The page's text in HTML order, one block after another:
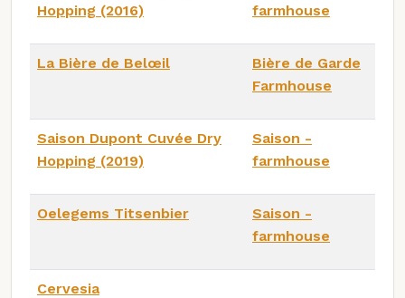
Hopping (2016)
farmhouse
La Bière de Belœil
Bière de Garde
Farmhouse
Saison Dupont Cuvée Dry
Hopping (2019)
Saison -
farmhouse
Oelegems Titsenbier
Saison -
farmhouse
Cervesia